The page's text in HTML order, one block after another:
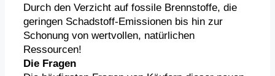
Durch den Verzicht auf fossile Brennstoffe, die
geringen Schadstoff-Emissionen bis hin zur
Schonung von wertvollen, natürlichen
Ressourcen!
Die Fragen